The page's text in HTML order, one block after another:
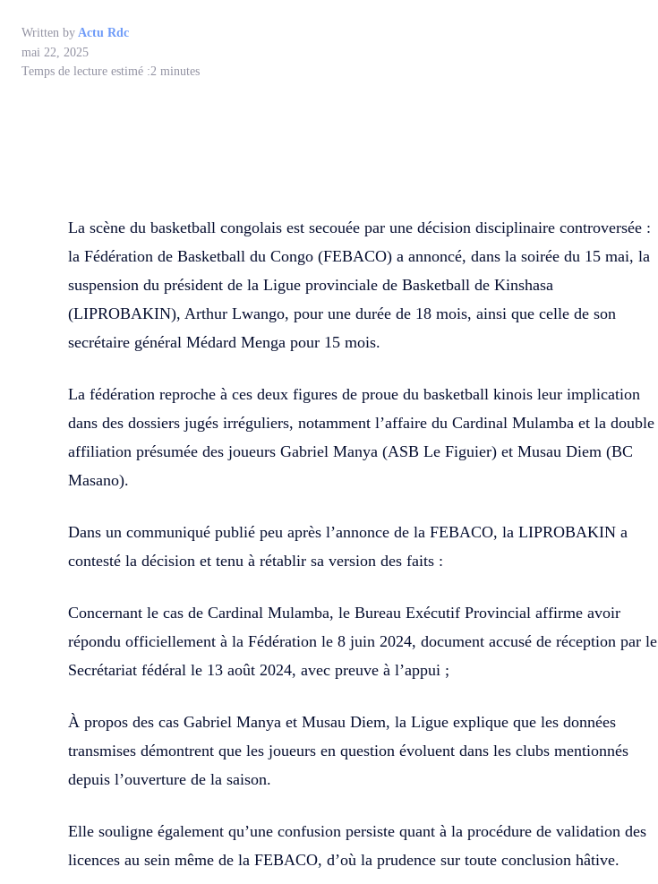
Written by Actu Rdc
mai 22, 2025
Temps de lecture estimé :2 minutes
La scène du basketball congolais est secouée par une décision disciplinaire controversée :
la Fédération de Basketball du Congo (FEBACO) a annoncé, dans la soirée du 15 mai, la
suspension du président de la Ligue provinciale de Basketball de Kinshasa
(LIPROBAKIN), Arthur Lwango, pour une durée de 18 mois, ainsi que celle de son
secrétaire général Médard Menga pour 15 mois.
La fédération reproche à ces deux figures de proue du basketball kinois leur implication
dans des dossiers jugés irréguliers, notamment l’affaire du Cardinal Mulamba et la double
affiliation présumée des joueurs Gabriel Manya (ASB Le Figuier) et Musau Diem (BC
Masano).
Dans un communiqué publié peu après l’annonce de la FEBACO, la LIPROBAKIN a
contesté la décision et tenu à rétablir sa version des faits :
Concernant le cas de Cardinal Mulamba, le Bureau Exécutif Provincial affirme avoir
répondu officiellement à la Fédération le 8 juin 2024, document accusé de réception par le
Secrétariat fédéral le 13 août 2024, avec preuve à l’appui ;
À propos des cas Gabriel Manya et Musau Diem, la Ligue explique que les données
transmises démontrent que les joueurs en question évoluent dans les clubs mentionnés
depuis l’ouverture de la saison.
Elle souligne également qu’une confusion persiste quant à la procédure de validation des
licences au sein même de la FEBACO, d’où la prudence sur toute conclusion hâtive.